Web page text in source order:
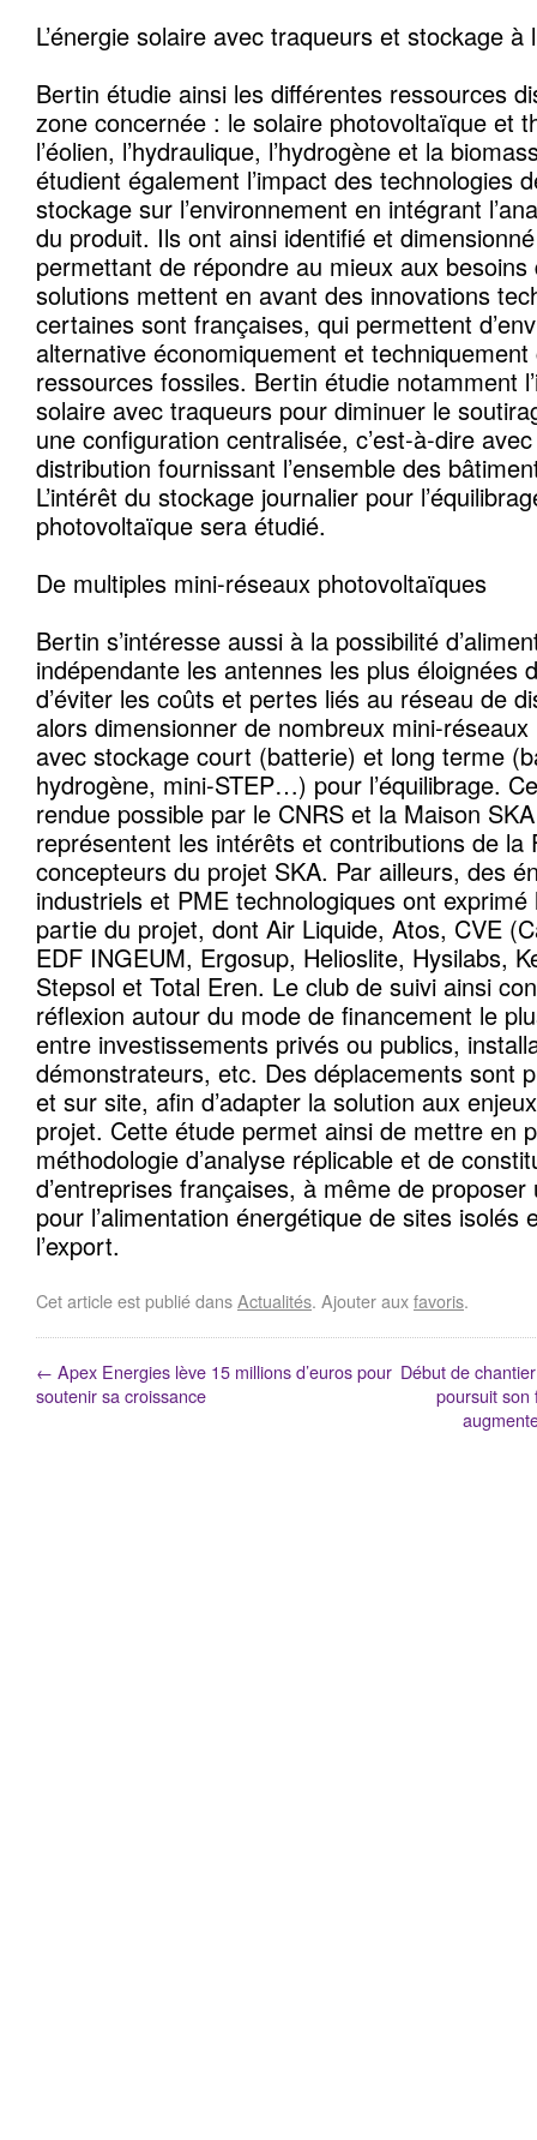
L’énergie solaire avec traqueurs et stockage à
Bertin étudie ainsi les différentes ressources
zone concernée : le solaire photovoltaïque et
l’éolien, l’hydraulique, l’hydrogène et la
étudient également l’impact des technologies
stockage sur l’environnement en intégrant
du produit. Ils ont ainsi identifié et
permettant de répondre au mieux aux
solutions mettent en avant des innovations
certaines sont françaises, qui permettent
alternative économiquement et
ressources fossiles. Bertin étudie notamment
solaire avec traqueurs pour diminuer le
une configuration centralisée, c’est-à-dire
distribution fournissant l’ensemble des
L’intérêt du stockage journalier pour
photovoltaïque sera étudié.
De multiples mini-réseaux photovoltaïques
Bertin s’intéresse aussi à la possibilité
indépendante les antennes les plus éloignées
d’éviter les coûts et pertes liés au réseau de
alors dimensionner de nombreux mini-
avec stockage court (batterie) et long terme
hydrogène, mini-STEP…) pour l’équilibrage.
rendue possible par le CNRS et la Maison
représentent les intérêts et contributions de la
concepteurs du projet SKA. Par ailleurs, des
industriels et PME technologiques ont
partie du projet, dont Air Liquide, Atos, CVE
EDF INGEUM, Ergosup, Helioslite, Hysilabs,
Stepsol et Total Eren. Le club de suivi ainsi
réflexion autour du mode de financement le
entre investissements privés ou publics,
démonstrateurs, etc. Des déplacements sont
et sur site, afin d’adapter la solution aux
projet. Cette étude permet ainsi de mettre en
méthodologie d’analyse réplicable et de
d’entreprises françaises, à même de
pour l’alimentation énergétique de sites isolés
l’export.
Cet article est publié dansActualités. Ajouter auxfavoris.
← Apex Energies lève 15 millions d’euros pour
soutenir sa croissance
Début de
poursuit son